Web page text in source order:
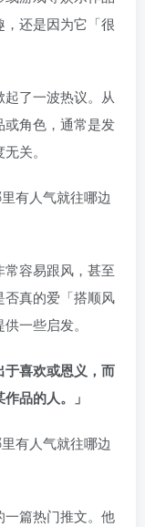
还是因为它「很
了一波热议。从
角色，通常是发
关。
容易跟风，甚至
真的爱「搭顺风
一些启发。
于喜欢或恩义，而
品的人。」
篇热门推文。他